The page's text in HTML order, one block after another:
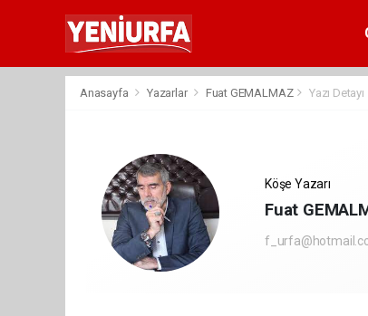
Anasayfa Yazarlar Fuat GEMALMAZ Yazı Detayı
Köşe Yazarı
Fuat